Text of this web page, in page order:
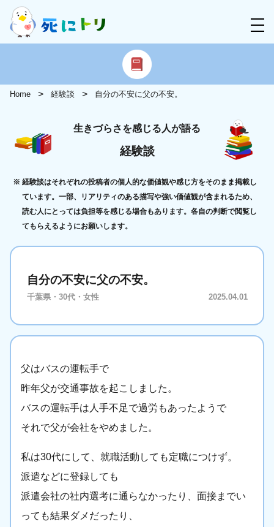
Home 経験談 自分の不安に父の不安。
生きづらさを感じる人が語る
経験談
経験談はそれぞれの投稿者の個人的な価値観や感じ方をそのまま掲載し
ています。一部、リアリティのある描写や強い価値観が含まれるため、
読む人にとっては負担等を感じる場合もあります。各自の判断で閲覧し
てもらえるようにお願いします。
自分の不安に父の不安。
千葉県・30代・女性 2025.04.01
父はバスの運転手で
昨年父が交通事故を起こしました。
バスの運転手は人手不足で過労もあったようで
それで父が会社をやめました。
私は30代にして、就職活動しても定職につけず。
派遣などに登録しても
派遣会社の社内選考に通らなかったり、面接までい
っても結果ダメだったり、